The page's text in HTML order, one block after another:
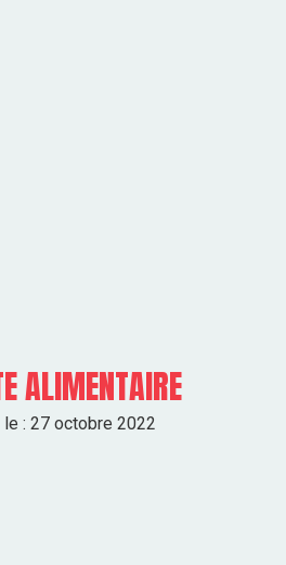
ALIMENTAIRE
: 27 octobre 2022